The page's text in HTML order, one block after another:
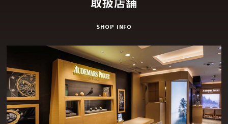
SHOP INFO